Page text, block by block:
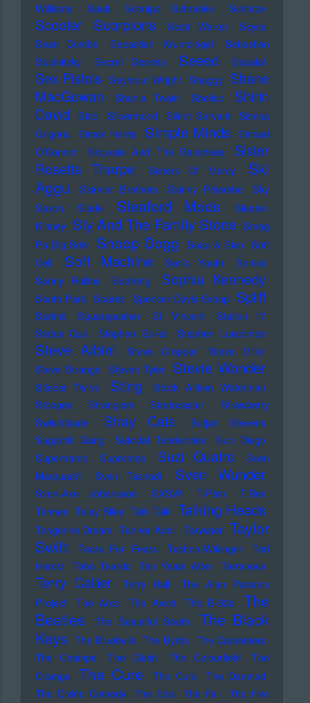
Williams
Sault Schnipo Schranke Schürze
Scooter Scorpions Scott Walker
Scycs
Sean Combs
Sebastian Krumbiegel
Sebastian
Studnitzky
Secret Secrets Seeed Sepalot
Sex Pistols Seymour Wright Shaggy Shane
MacGowan
Shania Twain Shellac
Shirin
David
Sido Silbermond Silent Servant Simina
Grigoriu Simon Harris Simple Minds Sinead
O'Connor
Siouxsie And The Banshees
Sister
Rosetta Tharpe
Sisters Of Mercy
Ski
Aggu
Skinner Brothers Skinny Pelembe
Sky
Saxon
Slade Sleaford Mods
Sleater-
Kinney Sly And The Family Stone Smag
Pa Dig Selv Snoop Dogg Soap & Skin Soft
Cell
Soft Machine Sonic Youth
Sonics
Sonny Rollins
Soolking Sophia Kennedy
South Park Sparks Spencer Davis Group Spliff
Sprints Squarepusher St. Vincent
Station 17
Status Quo
Stephan Sulke Stephen Luscombe
Steve Albini Steve Cropper
Steve Miller
Steve Strange Steven Tyler Stevie Wonder
Stieber Twins Sting
Stock Aitken Waterman
Stooges
Stranglers Stratocaster
Strawberry
Switchblade
Stray Cats
Sufjan Stevens
Sugarhill Gang
Suicidal Tendencies
Sun Diego
Supertramp
Supremes Suzi Quatro
Sven
Marquardt
Sven Tasnadi Sven Wunder
Sven-Ake Johansson SXSW T-Pain
T.Rex
Tahnee Talay Riley Talk Talk Talking Heads
Tangerine Dream Tanner Adell Tarwater Taylor
Swift
Tears For Fears Techno-Wikinger
Ted
Herold
Teho Teardo Ten Years After Terranova
Terry Callier Terry Hall
The Alan Parsons
Project
The Arcs The Avicii The B-52s
The
Beatles
The Beautiful South
The Black
Keys The Bluebells The Byrds The Carpenters
The Champs
The Clash The Colourfield
The
Cramps
The Cure The Curs
The Damned
The Divine Comedy
The Eels The Fall
The Five